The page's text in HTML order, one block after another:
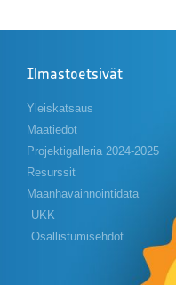
Ilmastoetsivät
Yleiskatsaus
Maatiedot
Projektigalleria 2024-2025
Resurssit
Maanhavainnointidata
UKK
Osallistumisehdot